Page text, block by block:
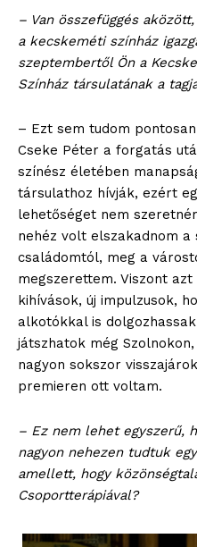
– Van összefüggés
a kecskeméti színház
szeptembertől Ön a
Színház társulatának a
– Ezt sem tudom
Cseke Péter a forgatás
színész életében
társulathoz hívják, ezért
lehetőséget nem
nehéz volt elszakadnom a
családomtól, meg a
megszerettem. Viszont
kihívások, új impulzusok,
alkotókkal is
játszhatok még
nagyon sokszor
premieren ott voltam.
– Ez nem lehet egyszerű,
nagyon nehezen tudtuk
amellett, hogy
Csoportterápiával?